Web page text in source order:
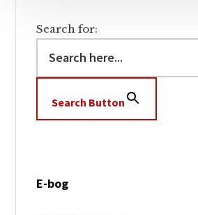
Search for:
Search Button
E-bog